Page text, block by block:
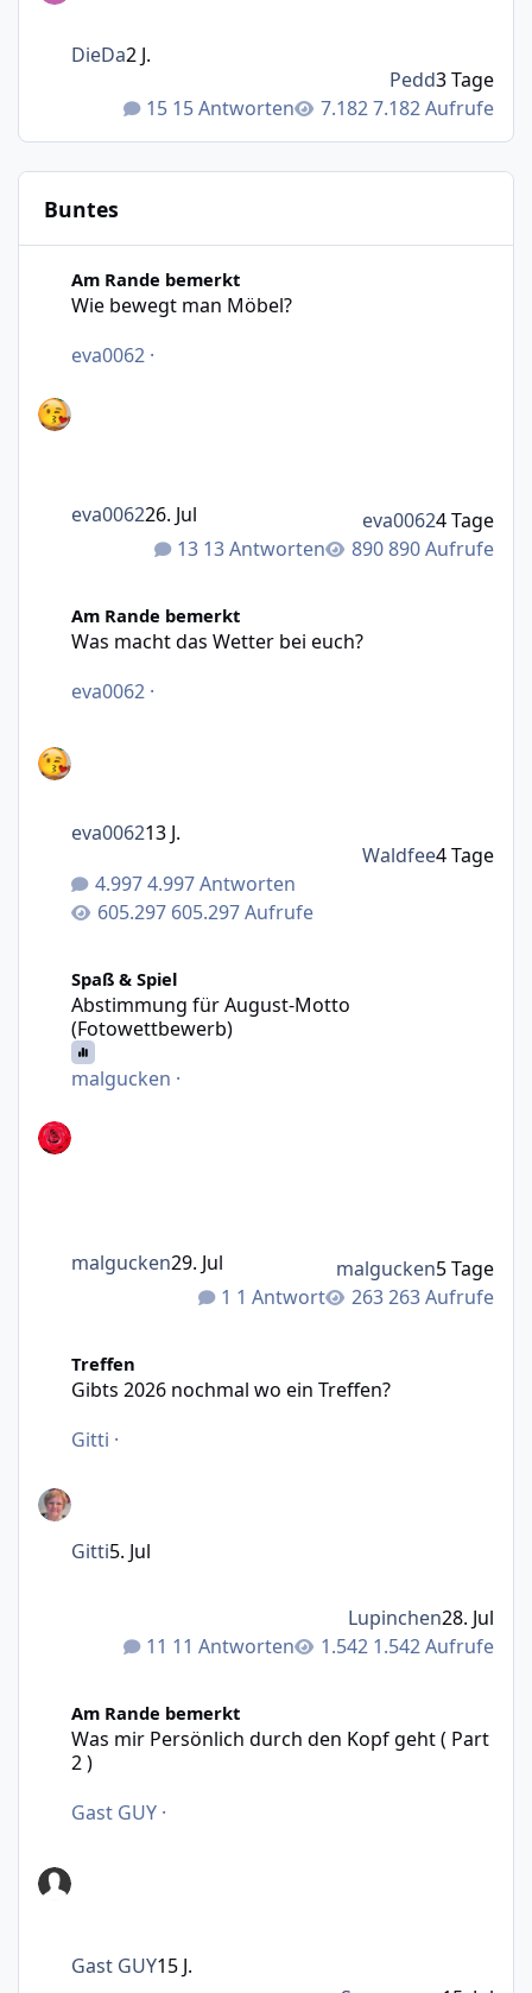
15 Antworten 7.182 Aufrufe
DieDa2 J.
Pedd3 Tage
Buntes
Am Rande bemerkt
Wie bewegt man Möbel?
eva0062 ·
13 Antworten 890 Aufrufe
eva006226. Jul eva00624 Tage
Am Rande bemerkt
Was macht das Wetter bei euch?
eva0062 ·
4.997 Antworten
605.297 Aufrufe
eva006213 J.
Waldfee4 Tage
Spaß & Spiel
Abstimmung für August-Motto
(Fotowettbewerb)
malgucken ·
1 Antwort 263 Aufrufe
malgucken29. Jul malgucken5 Tage
Treffen
Gibts 2026 nochmal wo ein Treffen?
Gitti ·
11 Antworten 1.542 Aufrufe
Gitti5. Jul
Lupinchen28. Jul
Am Rande bemerkt
Was mir Persönlich durch den Kopf geht ( Part
2 )
Gast GUY ·
Gast GUY15 J.